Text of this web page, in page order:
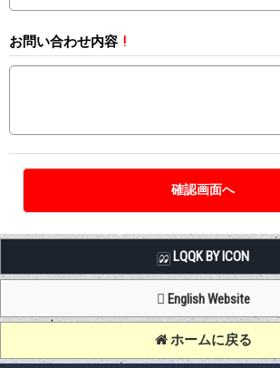
お問い合わせ内容 !
LQQK BY ICON
English Website
ホームに戻る